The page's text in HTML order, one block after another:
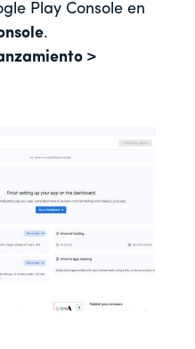
Play Console en
.
>